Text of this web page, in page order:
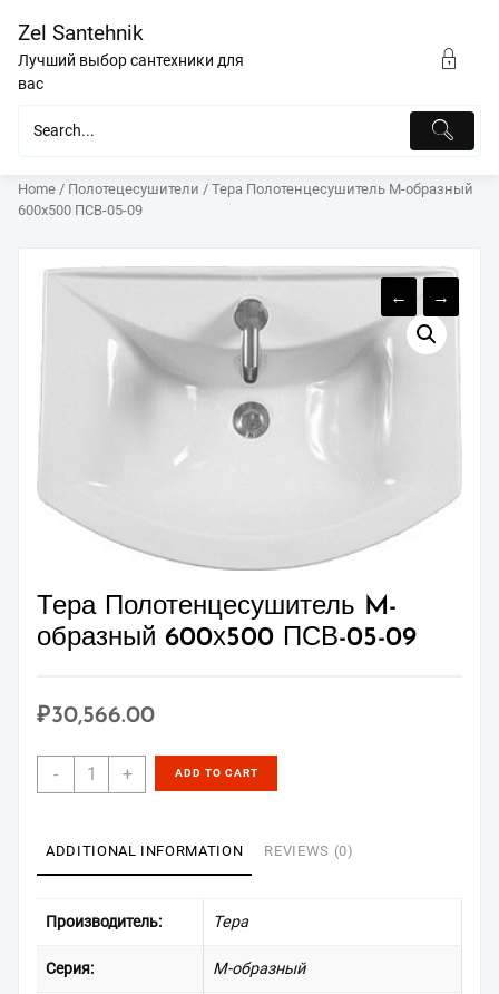
содержимому
Zel Santehnik
Лучший выбор сантехники для
вас
Home / Полотецесушители / Тера Полотенцесушитель M-образный
600х500 ПСВ-05-09
← →
Тера Полотенцесушитель M-
образный 600х500 ПСВ-05-09
₽30,566.00
-
Тера
Полотенцесушитель
600х500
quantity
+ ADD TO CART
ADDITIONAL INFORMATION REVIEWS (0)
Производитель: Тера
Серия: М-образный